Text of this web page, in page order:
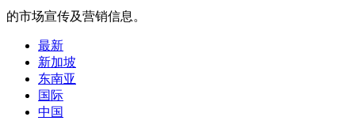
的市场宣传及营销信息。
最新
新加坡
东南亚
国际
中国